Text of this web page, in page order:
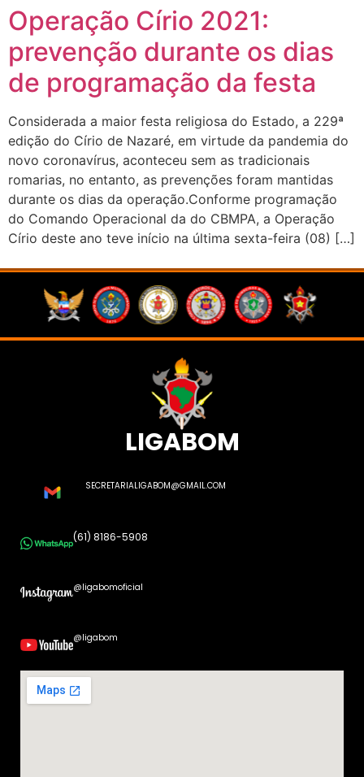
Operação Círio 2021:
prevenção durante os dias
de programação da festa
Considerada a maior festa religiosa do Estado, a 229ª
edição do Círio de Nazaré, em virtude da pandemia do
novo coronavírus, aconteceu sem as tradicionais
romarias, no entanto, as prevenções foram mantidas
durante os dias da operação.Conforme programação
do Comando Operacional da do CBMPA, a Operação
Círio deste ano teve início na última sexta-feira (08) […]
LIGABOM
SECRETARIALIGABOM@GMAIL.COM
(61) 8186-5908
@ligabomoficial
@ligabom